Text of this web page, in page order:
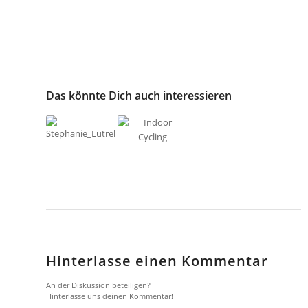
Das könnte Dich auch interessieren
Hinterlasse einen Kommentar
An der Diskussion beteiligen?
Hinterlasse uns deinen Kommentar!